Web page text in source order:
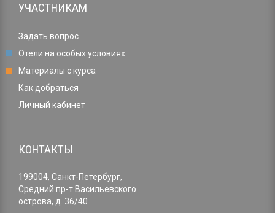
УЧАСТНИКАМ
Задать вопрос
Отели на особых условиях
Материалы с курса
Как добраться
Личный кабинет
КОНТАКТЫ
199004, Санкт-Петербург,
Средний пр-т Васильевского
острова, д. 36/40